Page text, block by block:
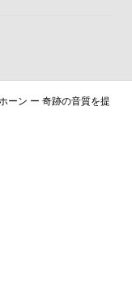
ン ー 奇跡の音質を提